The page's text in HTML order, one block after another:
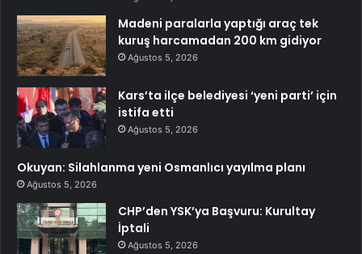
Madeni paralarla yaptığı araç tek
kuruş harcamadan 200 km gidiyor
Ağustos 5, 2026
Kars’ta ilçe belediyesi ‘yeni parti’ için
istifa etti
Ağustos 5, 2026
Okuyan: Silahlanma yeni Osmanlıcı yayılma planı
Ağustos 5, 2026
CHP’den YSK’ya Başvuru: Kurultay
İptali
Ağustos 5, 2026